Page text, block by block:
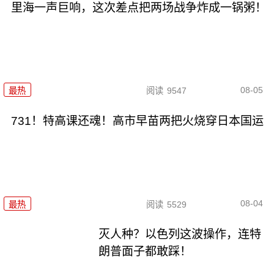
里海一声巨响，这次差点把两场战争炸成一锅粥！
最热 阅读 9547 08-05
731！特高课还魂！高市早苗两把火烧穿日本国运
最热 阅读 5529 08-04
灭人种？以色列这波操作，连特
朗普面子都敢踩！